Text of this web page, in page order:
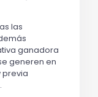
las
ganadora
generen en
previa